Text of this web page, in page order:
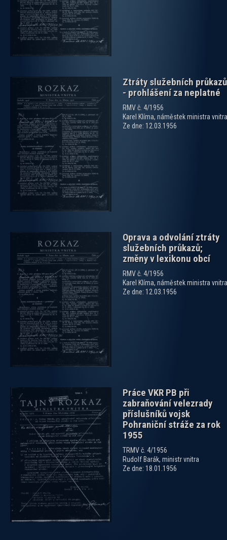
Ztráty služebních průkazů
- prohlášení za neplatné
RMV č. 4/1956
Karel Klíma, náměstek ministra vnitra
Ze dne: 12.03.1956
Oprava a odvolání ztráty
služebních průkazů;
změny v lexikonu obcí
RMV č. 4/1956
Karel Klíma, náměstek ministra vnitra
Ze dne: 12.03.1956
zobrazit PDF dokument
Práce VKR PB při
zabraňování velezrady
příslušníků vojsk
Pohraniční stráže za rok
1955
TRMV č. 4/1956
Rudolf Barák, ministr vnitra
Ze dne: 18.01.1956
zobrazit PDF dokument